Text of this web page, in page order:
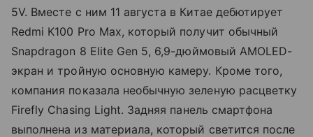
5V. Вместе с ним 11 августа в Китае дебютирует
Redmi K100 Pro Max, который получит обычный
Snapdragon 8 Elite Gen 5, 6,9-дюймовый AMOLED-
экран и тройную основную камеру. Кроме того,
компания показала необычную зеленую расцветку
Firefly Chasing Light. Задняя панель смартфона
выполнена из материала, который светится после